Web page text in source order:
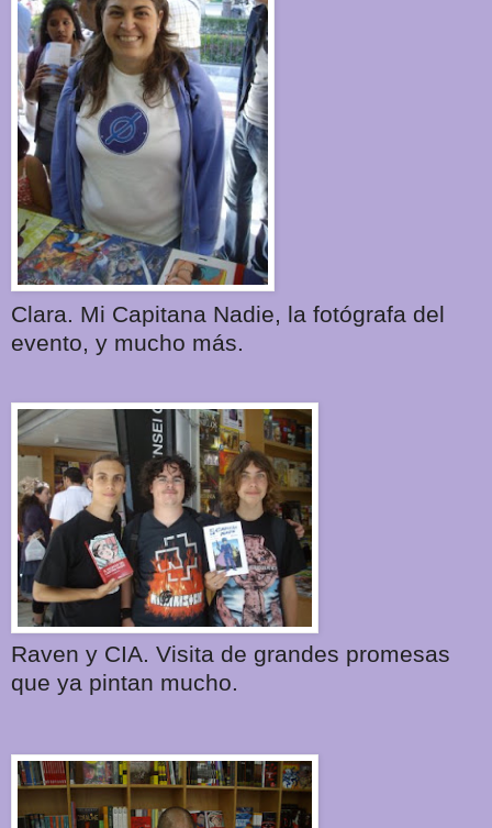
Clara. Mi Capitana Nadie, la fotógrafa del
evento, y mucho más.
Raven y CIA. Visita de grandes promesas
que ya pintan mucho.